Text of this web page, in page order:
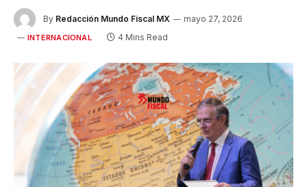
By Redacción Mundo Fiscal MX mayo 27, 2026
INTERNACIONAL 4 Mins Read